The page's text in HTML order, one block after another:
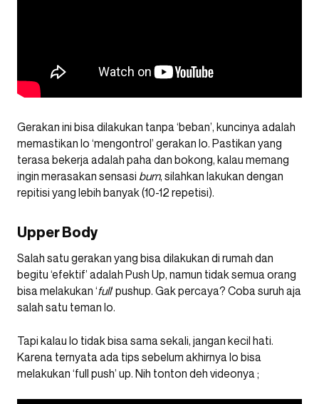
Gerakan ini bisa dilakukan tanpa ‘beban’, kuncinya adalah
memastikan lo ‘mengontrol’ gerakan lo. Pastikan yang
terasa bekerja adalah paha dan bokong, kalau memang
ingin merasakan sensasi burn, silahkan lakukan dengan
repitisi yang lebih banyak (10-12 repetisi).
Upper Body
Salah satu gerakan yang bisa dilakukan di rumah dan
begitu ‘efektif’ adalah Push Up, namun tidak semua orang
bisa melakukan ‘full‘ pushup. Gak percaya? Coba suruh aja
salah satu teman lo.
Tapi kalau lo tidak bisa sama sekali, jangan kecil hati.
Karena ternyata ada tips sebelum akhirnya lo bisa
melakukan ‘full push’ up. Nih tonton deh videonya ;